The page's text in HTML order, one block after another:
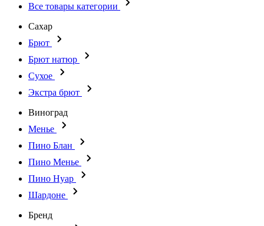
Все товары категории
Сахар
Брют
Брют натюр
Сухое
Экстра брют
Виноград
Менье
Пино Блан
Пино Менье
Пино Нуар
Шардоне
Бренд